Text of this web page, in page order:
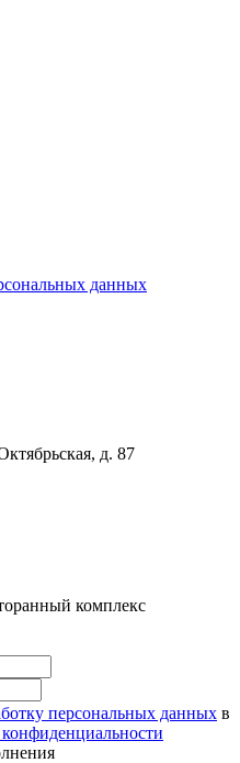
данных
д. 87
комплекс
персональных данных в